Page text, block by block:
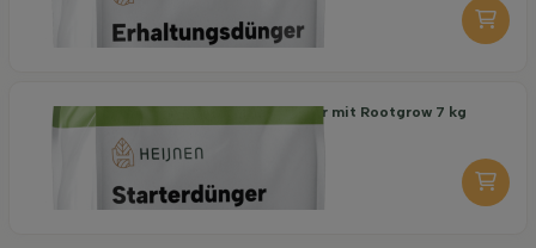
Organischer Starterdünger mit Rootgrow 7 kg